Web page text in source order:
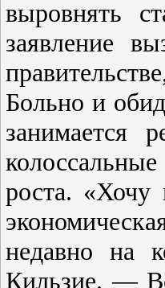
выровнять
заявление
Больно и
занимается
роста. «Хочу
недавно на
Кильзие. —